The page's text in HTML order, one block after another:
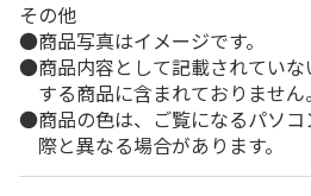
その他
商品写真はイメージです。
商品内容として記載されてい
する商品に含まれておりません。
商品の色は、ご覧になるパソ
際と異なる場合があります。